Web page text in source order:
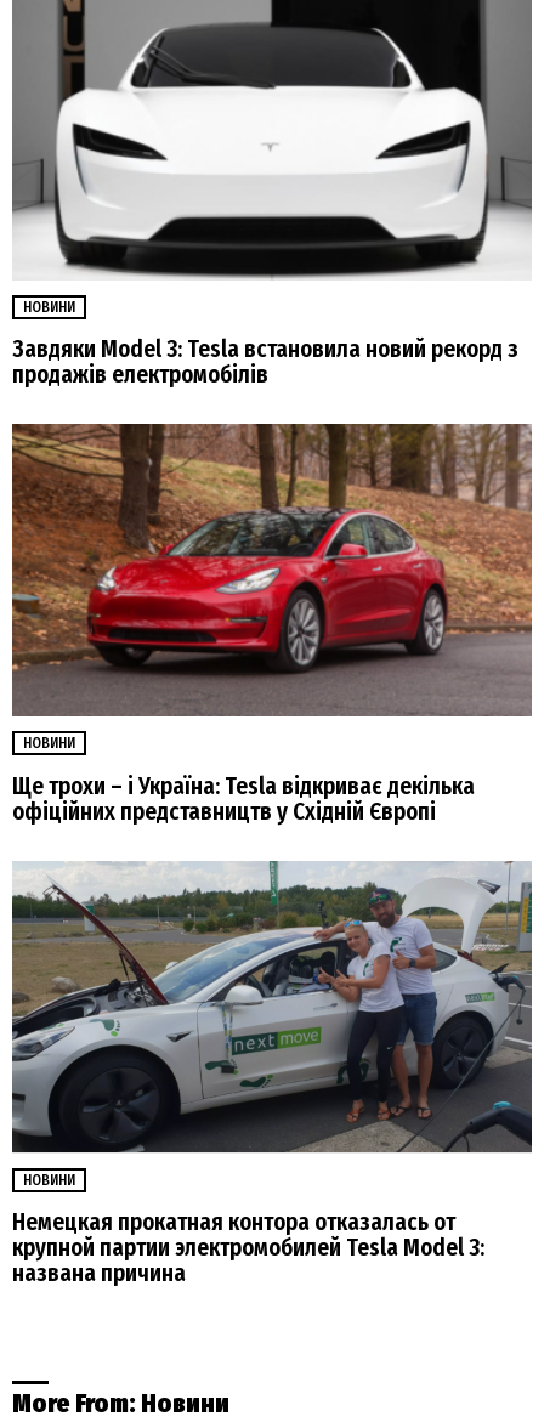
НОВИНИ
Завдяки Model 3: Tesla встановила новий рекорд з
продажів електромобілів
НОВИНИ
Ще трохи – і Україна: Tesla відкриває декілька
офіційних представництв у Східній Європі
НОВИНИ
Немецкая прокатная контора отказалась от
крупной партии электромобилей Tesla Model 3:
названа причина
More From: Новини